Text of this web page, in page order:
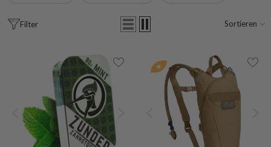
Filter Sortieren
★